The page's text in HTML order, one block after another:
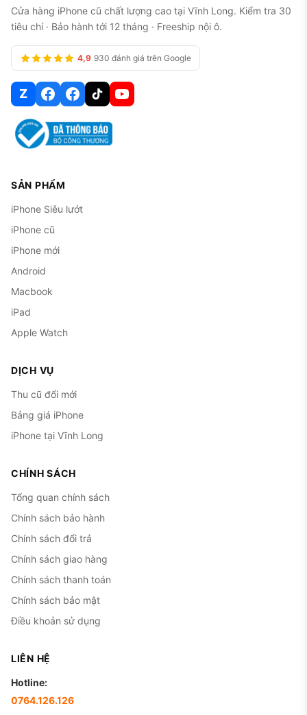
Cửa hàng iPhone cũ chất lượng cao tại Vĩnh Long. Kiểm tra 30
tiêu chí · Bảo hành tới 12 tháng · Freeship nội ô.
4,9 930 đánh giá trên Google
Z
SẢN PHẨM
iPhone Siêu lướt
iPhone cũ
iPhone mới
Android
Macbook
iPad
Apple Watch
DỊCH VỤ
Thu cũ đổi mới
Bảng giá iPhone
iPhone tại Vĩnh Long
CHÍNH SÁCH
Tổng quan chính sách
Chính sách bảo hành
Chính sách đổi trả
Chính sách giao hàng
Chính sách thanh toán
Chính sách bảo mật
Điều khoản sử dụng
LIÊN HỆ
Hotline:
0764.126.126